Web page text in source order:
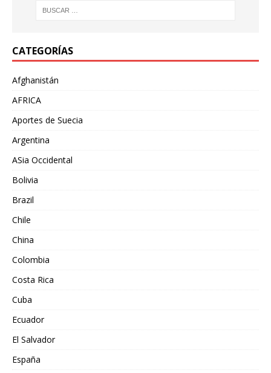
CATEGORÍAS
Afghanistán
AFRICA
Aportes de Suecia
Argentina
ASia Occidental
Bolivia
Brazil
Chile
China
Colombia
Costa Rica
Cuba
Ecuador
El Salvador
España